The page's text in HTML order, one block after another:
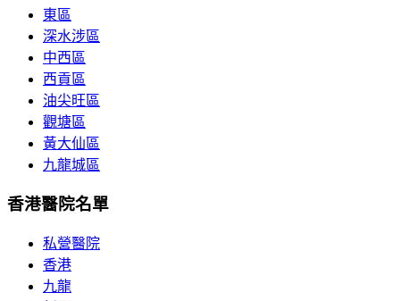
東區
深水涉區
中西區
西貢區
油尖旺區
觀塘區
黃大仙區
九龍城區
香港醫院名單
私營醫院
香港
九龍